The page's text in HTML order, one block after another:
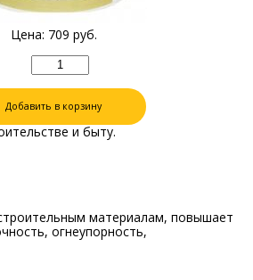
Цена: 709 руб.
Добавить в корзину
и быту.
материалам, повышает
огнеупорность,